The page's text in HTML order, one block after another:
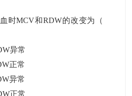
时MCV和RDW的改变为（
异常
正常
异常
正常